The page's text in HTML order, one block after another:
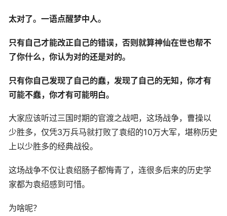
太对了。一语点醒梦中人。
只有自己才能改正自己的错误，否则就算神仙在世也帮不
了你什么，你认为对的还是对的。
只有你自己发现了自己的蠢，发现了自己的无知，你才有
可能不蠢，你才有可能明白。
大家应该听过三国时期的官渡之战吧，这场战争，曹操以
少胜多，仅凭3万兵马就打败了袁绍的10万大军，堪称历史
上以少胜多的经典战役。
这场战争不仅让袁绍肠子都悔青了，连很多后来的历史学
家都为袁绍感到可惜。
为啥呢？